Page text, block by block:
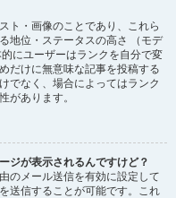
ト・画像のことであり、これら
地位・ステータスの高さ （モデ
にユーザーはランクを自分で変
だけに無意味な記事を投稿する
でなく、場合によってはランク
があります。
ジが表示されるんですけど？
のメール送信を有効に設定して
送信することが可能です。これ